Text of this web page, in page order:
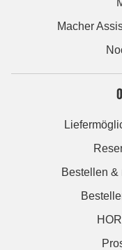
Macher
Bestellen &